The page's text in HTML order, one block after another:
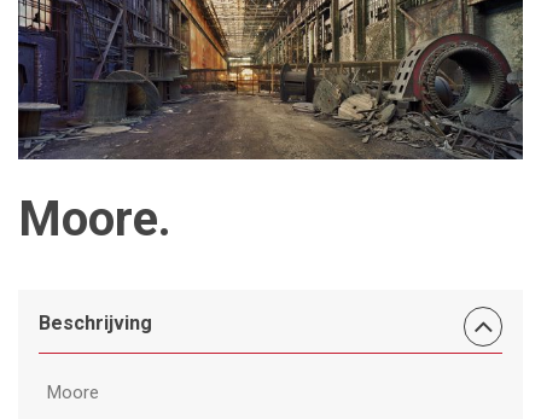
Moore.
Beschrijving
Moore